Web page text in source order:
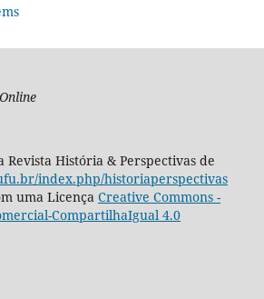
Revista História & Perspectivas de
index.php/historiaperspectivas
uma Licença Creative Commons -
CompartilhaIgual 4.0